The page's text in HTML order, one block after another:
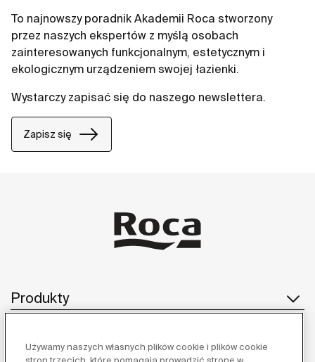
To najnowszy poradnik Akademii Roca stworzony
przez naszych ekspertów z myślą osobach
zainteresowanych funkcjonalnym, estetycznym i
ekologicznym urządzeniem swojej łazienki.
Wystarczy zapisać się do naszego newslettera.
Zapisz się
Produkty
Używamy naszych własnych plików cookie i plików cookie